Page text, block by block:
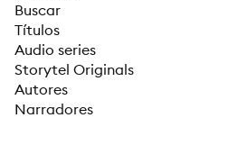
Buscar
Títulos
Audio series
Storytel Originals
Autores
Narradores